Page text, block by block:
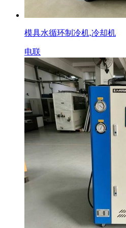
模具水循环制冷机,冷却机
电联